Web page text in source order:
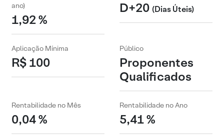
ano)
1,92 %
D+20 (Dias Úteis)
Aplicação Mínima
R$ 100
Público
Proponentes
Qualificados
Rentabilidade no Mês
0,04 %
Rentabilidade no Ano
5,41 %